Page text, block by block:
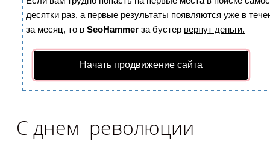
десятки раз, а первые результаты появляются уже в
за месяц, то вSeoHammer за бустер вернут деньги.
Начать продвижение сайта
С днем революции